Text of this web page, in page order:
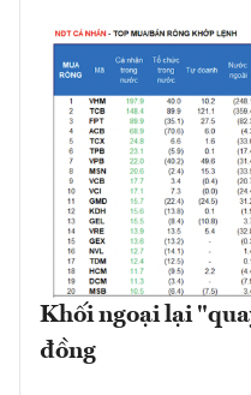
Khối ngoại lại
đồng